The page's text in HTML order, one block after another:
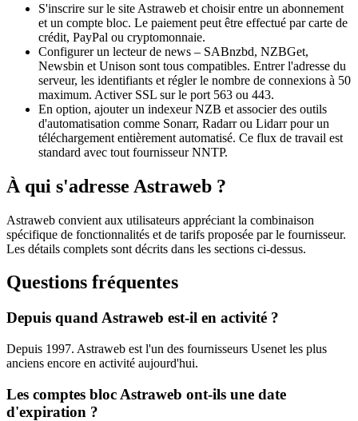
S'inscrire sur le site Astraweb et choisir entre un abonnement
et un compte bloc. Le paiement peut être effectué par carte de
crédit, PayPal ou cryptomonnaie.
Configurer un lecteur de news – SABnzbd, NZBGet,
Newsbin et Unison sont tous compatibles. Entrer l'adresse du
serveur, les identifiants et régler le nombre de connexions à 50
maximum. Activer SSL sur le port 563 ou 443.
En option, ajouter un indexeur NZB et associer des outils
d'automatisation comme Sonarr, Radarr ou Lidarr pour un
téléchargement entièrement automatisé. Ce flux de travail est
standard avec tout fournisseur NNTP.
À qui s'adresse Astraweb ?
Astraweb convient aux utilisateurs appréciant la combinaison
spécifique de fonctionnalités et de tarifs proposée par le fournisseur.
Les détails complets sont décrits dans les sections ci-dessus.
Questions fréquentes
Depuis quand Astraweb est-il en activité ?
Depuis 1997. Astraweb est l'un des fournisseurs Usenet les plus
anciens encore en activité aujourd'hui.
Les comptes bloc Astraweb ont-ils une date
d'expiration ?